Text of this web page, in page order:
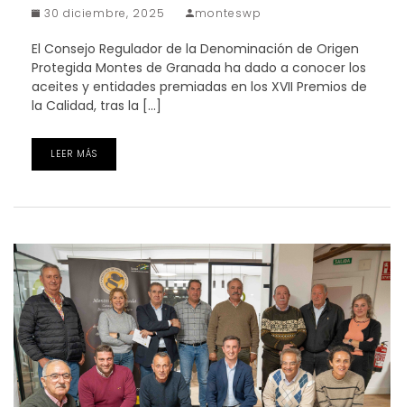
30 diciembre, 2025 monteswp
El Consejo Regulador de la Denominación de Origen
Protegida Montes de Granada ha dado a conocer los
aceites y entidades premiadas en los XVII Premios de
la Calidad, tras la […]
LEER MÁS